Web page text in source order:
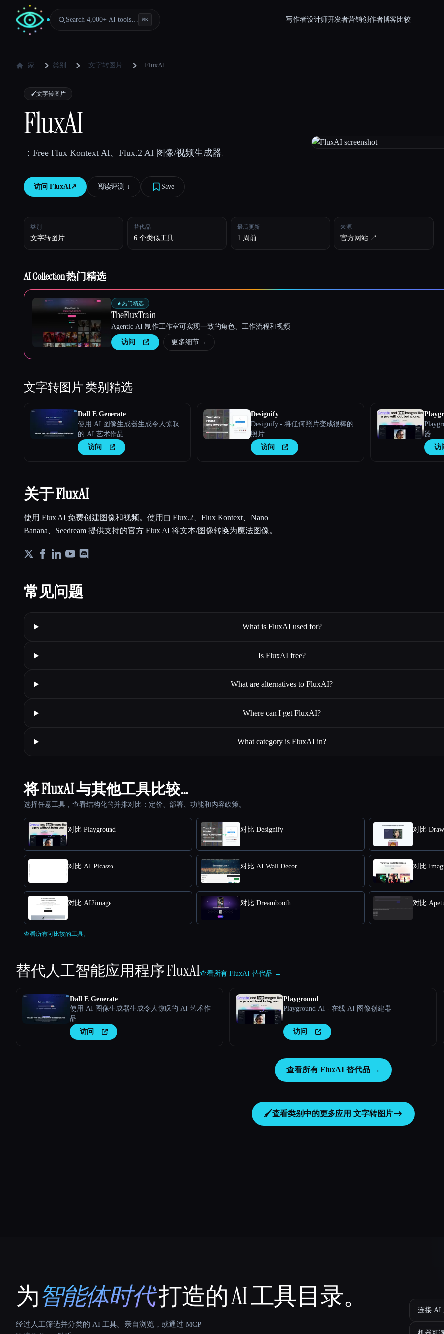
Search 4,000+ AI tools… ⌘K 写作者设计师开发者营销创作者博客 比较
家 类别 文字转图片 FluxAI
🖌️文字转图片
FluxAI
：Free Flux Kontext AI、Flux.2 AI 图像/视频生成器.
访问 FluxAI↗︎ 阅读评测 ↓︎ Save
类别
文字转图片
替代品
6 个类似工具
最后更新
1 周前
来源
官方网站 ↗︎
AI Collection 热门精选
★热门精选
TheFluxTrain
Agentic AI 制作工作室可实现一致的角色、工作流程和视频
访问 更多细节→
文字转图片类别精选
Dall E Generate
使用 AI 图像生成器生成令人惊叹
的 AI 艺术作品
访问
Designify
Designify - 将任何照片变成很棒的
照片
访问
器
访
关于 FluxAI
使用 Flux AI 免费创建图像和视频。使用由 Flux.2、Flux Kontext、Nano
Banana、Seedream 提供支持的官方 Flux AI 将文本/图像转换为魔法图像。
常见问题
What is FluxAI used for?
Is FluxAI free?
What are alternatives to FluxAI?
Where can I get FluxAI?
What category is FluxAI in?
将 FluxAI 与其他工具比较…
选择任意工具，查看结构化的并排对比：定价、部署、功能和内容政策。
对比 Playground 对比 Designify 对比
对比 AI Picasso 对比 AI Wall Decor 对比
对比 AI2image 对比 Dreambooth 对比
查看所有可比较的工具。
替代人工智能应用程序FluxAI查看所有 FluxAI 替代品 →
Dall E Generate
使用 AI 图像生成器生成令人惊叹的 AI 艺术作
品
访问
Playground
Playground AI - 在线 AI 图像创建器
访问
查看所有 FluxAI 替代品 →
🖌️查看类别中的更多应用 文字转图片
That AI Collection
为智能体时代打造的 AI 工具目录。
经过人工筛选并分类的 AI 工具。亲自浏览，或通过 MCP
连接 AI